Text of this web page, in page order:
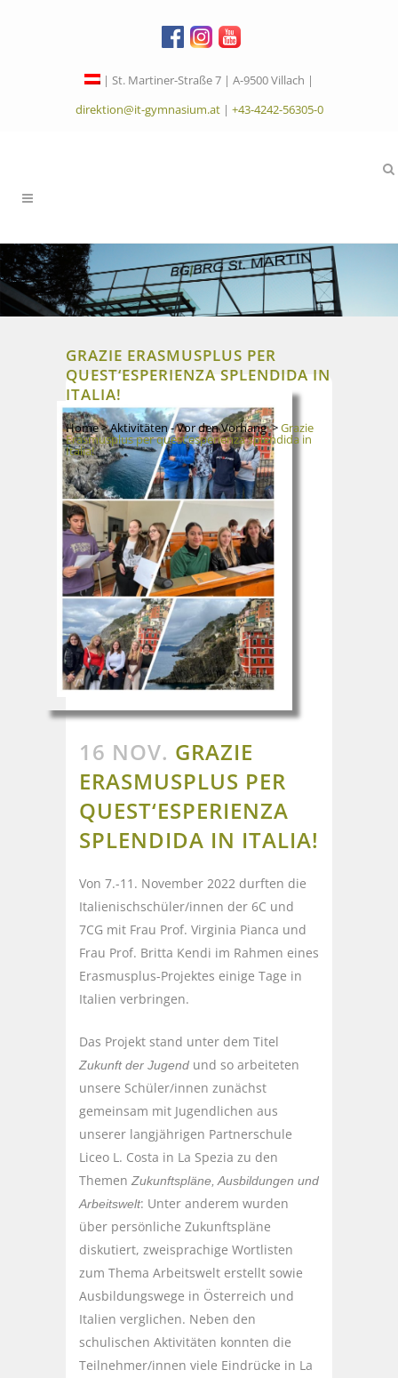
| St. Martiner-Straße 7 | A-9500 Villach |
direktion@it-gymnasium.at| +43-4242-56305-0
GRAZIE ERASMUSPLUS PER
QUEST‘ESPERIENZA SPLENDIDA IN
ITALIA!
Home>Aktivitäten - Vor den Vorhang>Grazie
Erasmusplus per quest‘esperienza splendida in
Italia!
16 NOV. GRAZIE
ERASMUSPLUS PER
QUEST‘ESPERIENZA
SPLENDIDA IN ITALIA!
Von 7.-11. November 2022 durften die
Italienischschüler/innen der 6C und
7CG mit Frau Prof. Virginia Pianca und
Frau Prof. Britta Kendi im Rahmen eines
Erasmusplus-Projektes einige Tage in
Italien verbringen.
Das Projekt stand unter dem Titel
Zukunft der Jugend und so arbeiteten
unsere Schüler/innen zunächst
gemeinsam mit Jugendlichen aus
unserer langjährigen Partnerschule
Liceo L. Costa in La Spezia zu den
Themen Zukunftspläne, Ausbildungen und
Arbeitswelt: Unter anderem wurden
über persönliche Zukunftspläne
diskutiert, zweisprachige Wortlisten
zum Thema Arbeitswelt erstellt sowie
Ausbildungswege in Österreich und
Italien verglichen. Neben den
schulischen Aktivitäten konnten die
Teilnehmer/innen viele Eindrücke in La